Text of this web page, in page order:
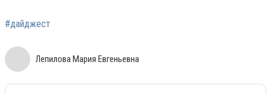
#дайджест
Лепилова Мария Евгеньевна